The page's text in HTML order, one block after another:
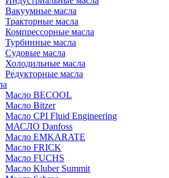
Вакуумные масла
Тракторные масла
Компрессорные масла
Турбинные масла
Судовые масла
Холодильные масла
Редукторные масла
Масло BECOOL
Масло Bitzer
Масло CPI Fluid Engineering
МАСЛО Danfoss
Масло EMKARATE
Масло FRICK
Масло FUCHS
Масло Kluber Summit